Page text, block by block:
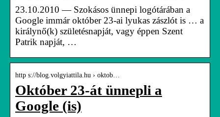
23.10.2010 — Szokásos ünnepi logótárában a
Google immár október 23-ai lyukas zászlót is … a
királynő(k) születésnapját, vagy éppen Szent
Patrik napját, …
http s://blog.volgyiattila.hu › oktob…
Október 23-át ünnepli a
Google (is)